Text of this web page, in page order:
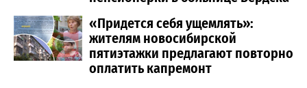
«Придется себя ущемлять»:
жителям новосибирской
пятиэтажки предлагают повторно
оплатить капремонт